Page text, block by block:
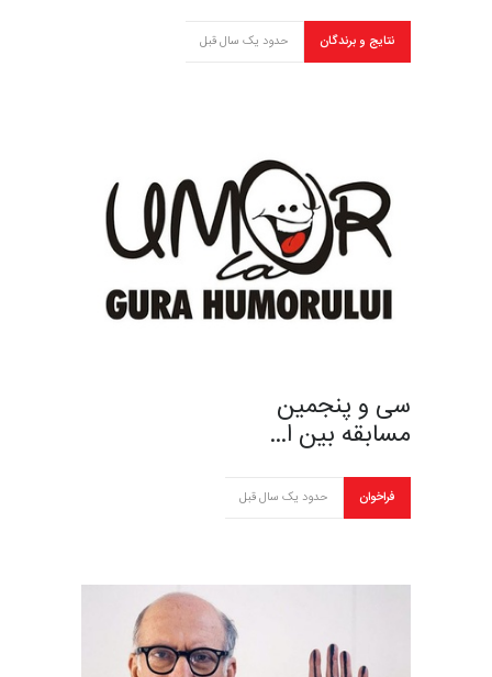
نتایج و برندگان حدود یک سال قبل
سی و پنجمین
مسابقه بین ا…
فراخوان حدود یک سال قبل